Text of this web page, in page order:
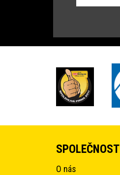
SPOLEČNOST
O nás